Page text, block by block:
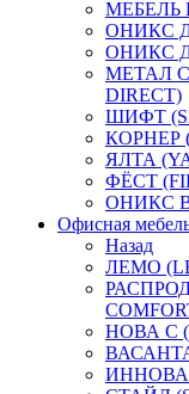
МЕБЕЛЬ
ОНИКС
ОНИКС
МЕТАЛ
DIRECT)
ШИФТ
КОРНЕР
ЯЛТА
ФЁСТ
ОНИКС
Офисная
Назад
ЛЕМО
НОВА С
ВАСАНТА